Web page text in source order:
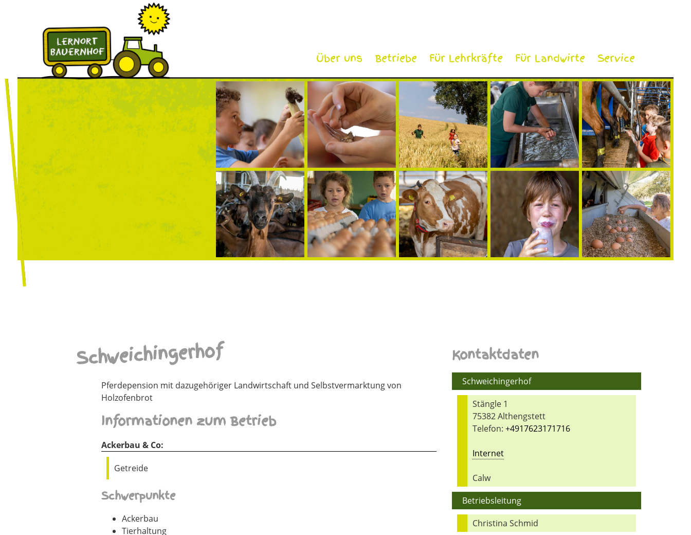
Über uns Betriebe Für Lehrkräfte Für Landwirte Service
Schweichingerhof
Pferdepension mit dazugehöriger Landwirtschaft und Selbstvermarktung von
Holzofenbrot
Informationen zum Betrieb
Ackerbau & Co:
Getreide
Schwerpunkte
Ackerbau
Tierhaltung
Kontaktdaten
Schweichingerhof
Stängle 1
75382 Althengstett
Telefon:+4917623171716
Internet
Calw
Betriebsleitung
Christina Schmid